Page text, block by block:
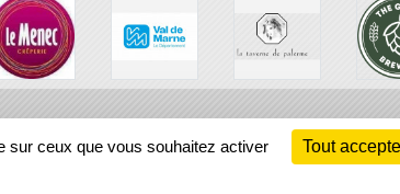
sur ceux que vous souhaitez activer Tout